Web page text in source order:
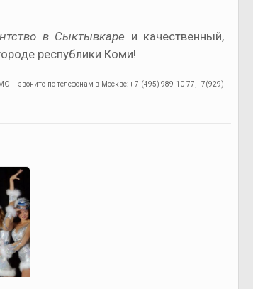
в Сыктывкаре и качественный,
республики Коми!
— звоните по телефонам в Москве: + 7 (495) 989-10-77,+ 7(929)